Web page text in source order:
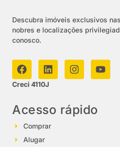
Descubra imóveis exclusivos
nobres e localizações
conosco.
Creci 4110J
Acesso rápido
Comprar
Alugar